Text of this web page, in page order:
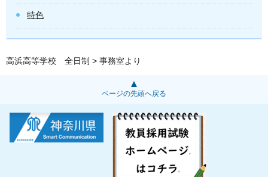
特色
高浜高等学校 全日制 > 事務室より
ページの先頭へ戻る